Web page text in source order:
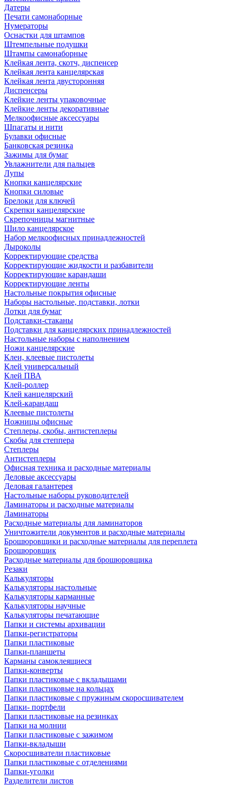
Датеры
Печати самонаборные
Нумераторы
Оснастки для штампов
Штемпельные подушки
Штампы самонаборные
Клейкая лента, скотч, диспенсер
Клейкая лента канцелярская
Клейкая лента двусторонняя
Диспенсеры
Клейкие ленты упаковочные
Клейкие ленты декоративные
Мелкоофисные аксессуары
Шпагаты и нити
Булавки офисные
Банковская резинка
Зажимы для бумаг
Увлажнители для пальцев
Лупы
Кнопки канцелярские
Кнопки силовые
Брелоки для ключей
Скрепки канцелярские
Скрепочницы магнитные
Шило канцелярское
Набор мелкоофисных принадлежностей
Дыроколы
Корректирующие средства
Корректирующие жидкости и разбавители
Корректирующие карандаши
Корректирующие ленты
Настольные покрытия офисные
Наборы настольные, подставки, лотки
Лотки для бумаг
Подставки-стаканы
Подставки для канцелярских принадлежностей
Настольные наборы с наполнением
Ножи канцелярские
Клеи, клеевые пистолеты
Клей универсальный
Клей ПВА
Клей-роллер
Клей канцелярский
Клей-карандаш
Клеевые пистолеты
Ножницы офисные
Степлеры, скобы, антистеплеры
Скобы для степпера
Степлеры
Антистеплеры
Офисная техника и расходные материалы
Деловые аксессуары
Деловая галантерея
Настольные наборы руководителей
Ламинаторы и расходные материалы
Ламинаторы
Расходные материалы для ламинаторов
Уничтожители документов и расходные материалы
Брошюровщики и расходные материалы для переплета
Брошюровщик
Расходные материалы для брошюровщика
Резаки
Калькуляторы
Калькуляторы настольные
Калькуляторы карманные
Калькуляторы научные
Калькуляторы печатающие
Папки и системы архивации
Папки-регистраторы
Папки пластиковые
Папки-планшеты
Карманы самоклеящиеся
Папки-конверты
Папки пластиковые с вкладышами
Папки пластиковые на кольцах
Папки пластиковые с пружиным скоросшивателем
Папки- портфели
Папки пластиковые на резинках
Папки на молнии
Папки пластиковые с зажимом
Папки-вкладыши
Скоросшиватели пластиковые
Папки пластиковые с отделениями
Папки-уголки
Разделители листов